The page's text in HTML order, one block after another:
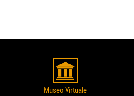
Museo Virtuale